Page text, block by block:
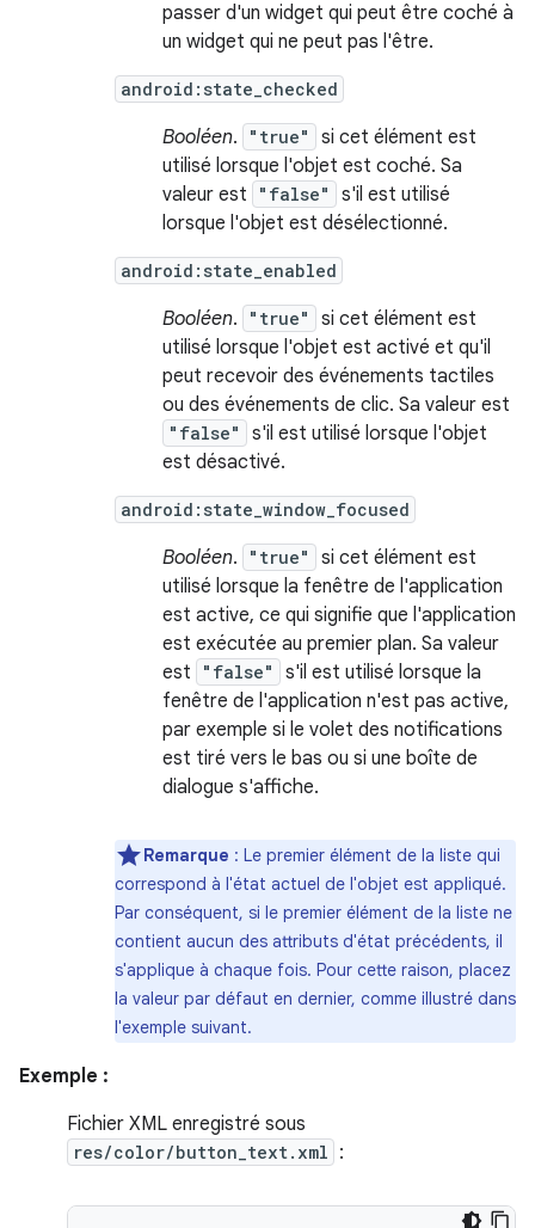
passer d'un widget qui peut être coché à
un widget qui ne peut pas l'être.
android:state_checked
Booléen. "true"
si cet élément est
utilisé lorsque l'objet est coché. Sa
valeur est
"false"
s'il est utilisé
lorsque l'objet est désélectionné.
android:state_enabled
Booléen. "true"
si cet élément est
utilisé lorsque l'objet est activé et qu'il
peut recevoir des événements tactiles
ou des événements de clic. Sa valeur est
"false"
s'il est utilisé lorsque l'objet
est désactivé.
android:state_window_focused
Booléen. "true"
si cet élément est
utilisé lorsque la fenêtre de l'application
est active, ce qui signifie que l'application
est exécutée au premier plan. Sa valeur
est
"false"
s'il est utilisé lorsque la
fenêtre de l'application n'est pas active,
par exemple si le volet des notifications
est tiré vers le bas ou si une boîte de
dialogue s'affiche.
Remarque : Le premier élément de la liste qui
correspond à l'état actuel de l'objet est appliqué.
Par conséquent, si le premier élément de la liste ne
contient aucun des attributs d'état précédents, il
s'applique à chaque fois. Pour cette raison, placez
la valeur par défaut en dernier, comme illustré dans
l'exemple suivant.
Exemple :
Fichier XML enregistré sous
res/color/button_text.xml :